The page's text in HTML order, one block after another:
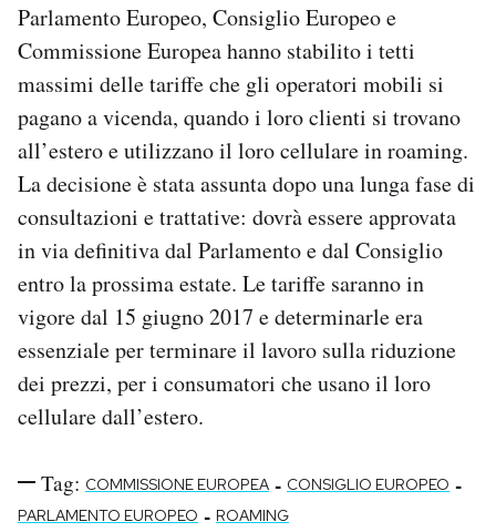
Notifiche mobile
Regala il Post
Hai bisogno di aiuto?
Esci
Parlamento Europeo, Consiglio Europeo e
Commissione Europea hanno stabilito i tetti
massimi delle tariffe che gli operatori mobili si
pagano a vicenda, quando i loro clienti si trovano
all’estero e utilizzano il loro cellulare in roaming.
La decisione è stata assunta dopo una lunga fase di
consultazioni e trattative: dovrà essere approvata
in via definitiva dal Parlamento e dal Consiglio
entro la prossima estate. Le tariffe saranno in
vigore dal 15 giugno 2017 e determinarle era
essenziale per terminare il lavoro sulla riduzione
dei prezzi, per i consumatori che usano il loro
cellulare dall’estero.
Tag: COMMISSIONE EUROPEA - CONSIGLIO EUROPEO -
PARLAMENTO EUROPEO - ROAMING